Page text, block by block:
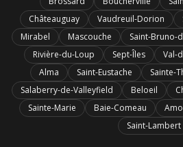
Châteauguay
Vaudreuil-Dorion
Mirabel
Mascouche Saint-Bruno-
Rivière-du-Loup
Sept-Îles Val-
Alma
Saint-Eustache Sainte-
Salaberry-de-Valleyfield
Beloeil
Sainte-Marie
Baie-Comeau
Saint-Lambert